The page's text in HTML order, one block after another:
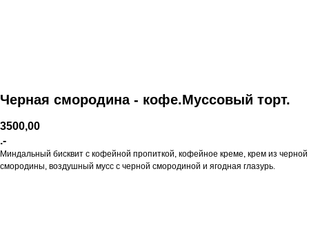
Черная смородина - кофе.Муссовый торт.
3500,00
.-
Миндальный бисквит с кофейной пропиткой, кофейное креме, крем из черной
смородины, воздушный мусс с черной смородиной и ягодная глазурь.